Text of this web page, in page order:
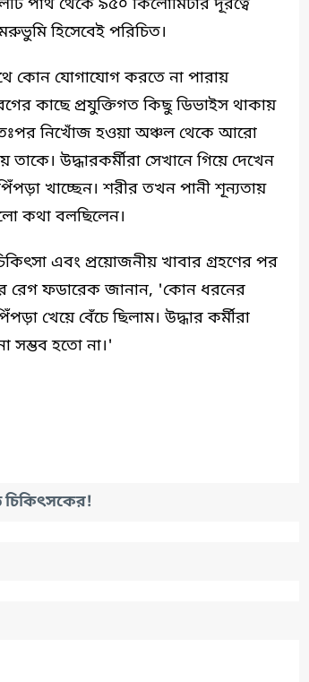
পার্থ থেকে ৯৫০ কিলোমিটার দূরত্বে
হিসেবেই পরিচিত।
কোন যোগাযোগ করতে না পারায়
কাছে প্রযুক্তিগত কিছু ডিভাইস থাকায়
নিখোঁজ হওয়া অঞ্চল থেকে আরো
উদ্ধারকর্মীরা সেখানে গিয়ে দেখেন
খাচ্ছেন। শরীর তখন পানী শূন্যতায়
কথা বলছিলেন।
এবং প্রয়োজনীয় খাবার গ্রহণের পর
রেগ ফডারেক জানান, 'কোন ধরনের
খেয়ে বেঁচে ছিলাম। উদ্ধার কর্মীরা
হতো না।'
চিকিৎসকের!